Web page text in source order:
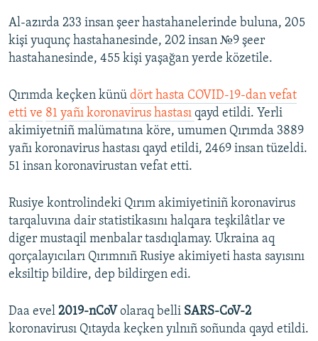
Al-azırda 233 insan şeer hastahanelerinde buluna, 205
kişi yuqunç hastahanesinde, 202 insan №9 şeer
hastahanesinde, 455 kişi yaşağan yerde közetile.
Qırımda keçken künü dört hasta COVID-19-dan vefat
etti ve 81 yañı koronavirus hastası qayd etildi. Yerli
akimiyetniñ malümatına köre, umumen Qırımda 3889
yañı koronavirus hastası qayd etildi, 2469 insan tüzeldi.
51 insan koronavirustan vefat etti.
Rusiye kontrolindeki Qırım akimiyetiniñ koronavirus
tarqaluvına dair statistikasını halqara teşkilâtlar ve
diger mustaqil menbalar tasdıqlamay. Ukraina aq
qorçalayıcıları Qırımnıñ Rusiye akimiyeti hasta sayısını
eksiltip bildire, dep bildirgen edi.
Daa evel 2019-nCoV olaraq belli SARS-CoV-2
koronavirusı Qıtayda keçken yılnıñ soñunda qayd etildi.